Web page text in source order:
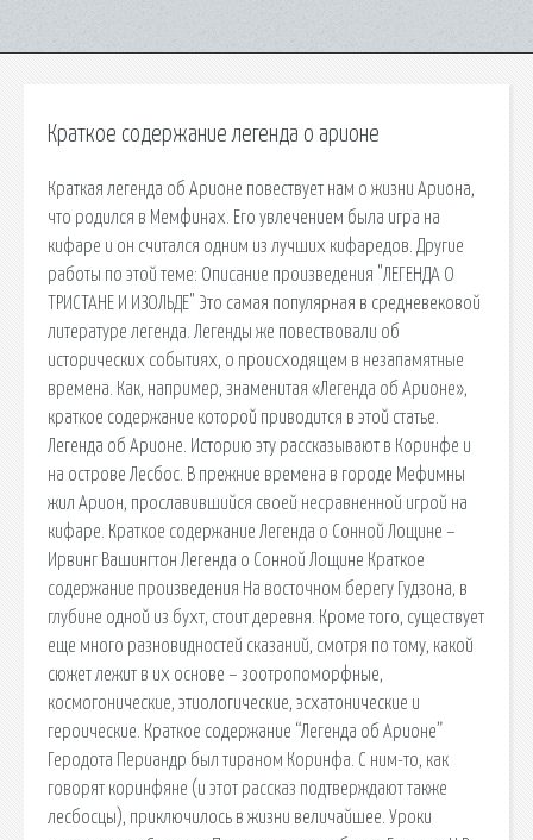
Краткое содержание легенда о арионе
Краткая легенда об Арионе повествует нам о жизни Ариона,
что родился в Мемфинах. Его увлечением была игра на
кифаре и он считался одним из лучших кифаредов. Другие
работы по этой теме: Описание произведения "ЛЕГЕНДА О
ТРИСТАНЕ И ИЗОЛЬДЕ" Это самая популярная в средневековой
литерату­ре легенда. Легенды же повествовали об
исторических событиях, о происходящем в незапамятные
времена. Как, например, знаменитая «Легенда об Арионе»,
краткое содержание которой приводится в этой статье.
Легенда об Арионе. Историю эту рассказывают в Коринфе и
на ос­трове Лесбос. В прежние времена в городе Мефимны
жил Арион, прославившийся своей не­сравненной игрой на
кифаре. Краткое содержание Легенда о Сонной Лощине –
Ирвинг Вашингтон Легенда о Сонной Лощине Краткое
содержание произведения На восточном берегу Гудзона, в
глубине одной из бухт, стоит деревня. Кроме того, существует
еще много разновидностей сказаний, смотря по тому, какой
сюжет лежит в их основе – зоотропоморфные,
космогонические, этиологические, эсхатонические и
героические. Краткое содержание “Легенда об Арионе”
Геродота Периандр был тираном Коринфа. С ним-то, как
говорят коринфяне (и этот рассказ подтверждают также
лесбосцы), приключилось в жизни величайшее. Уроки